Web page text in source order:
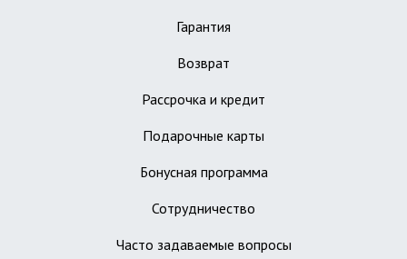
Гарантия
Возврат
Рассрочка и кредит
Подарочные карты
Бонусная программа
Сотрудничество
Часто задаваемые вопросы